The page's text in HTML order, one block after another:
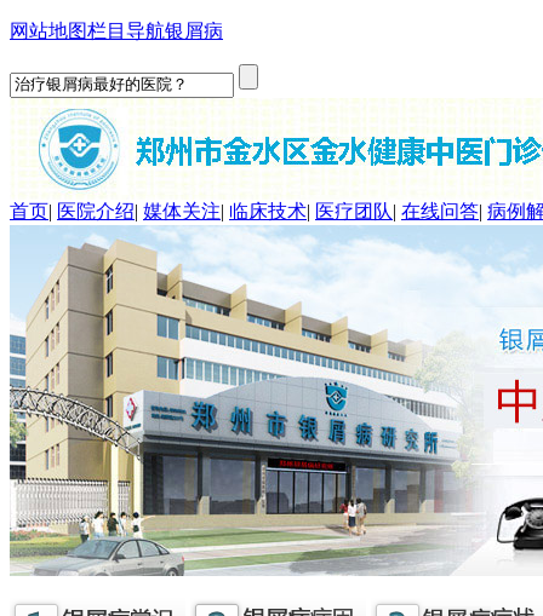
网站地图栏目导航银屑病
首页| 医院介绍| 媒体关注| 临床技术| 医疗团队| 在线问答| 病例